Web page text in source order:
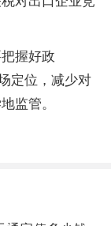
握好政
定位，减少对
监管。